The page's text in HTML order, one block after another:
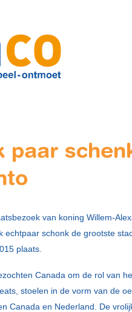
paar
van koning Willem-
echtpaar schonk de grootste
plaats.
Canada om de rol van
stoelen in de vorm van de
Canada en Nederland. De